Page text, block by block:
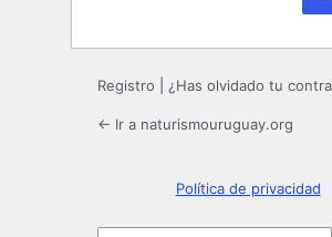
Registro ¿Has olvidado tu
← Ir a naturismouruguay.org
Política de privacidad